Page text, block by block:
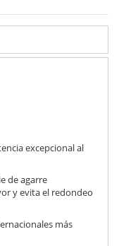
excepcional al
de agarre
y evita el redondeo
más